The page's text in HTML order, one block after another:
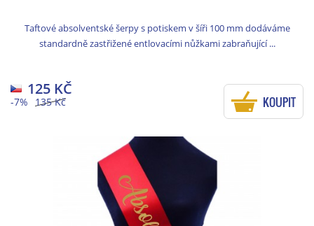
Taftové absolventské šerpy s potiskem v šíři 100 mm dodáváme
standardně zastřižené entlovacími nůžkami zabraňující ...
135 Kč
-7%
125 KČ
KOUPIT